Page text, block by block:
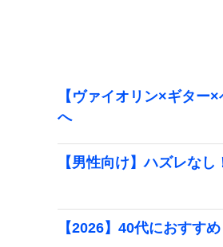
【ヴァイオリン×ギター
へ
【男性向け】ハズレな
【2026】40代におすす